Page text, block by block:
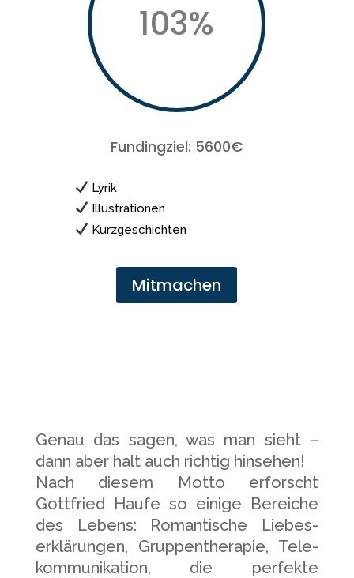
103%
Fundingziel: 5600€
Lyrik
Illustrationen
Kurzgeschichten
Mitmachen
Genau das sagen, was man sieht –
dann aber halt auch richtig hinsehen!
Nach diesem Motto erforscht
Gottfried Haufe so einige Bereiche
des Lebens: Romantische Liebes­
erklärungen, Gruppen­therapie, Tele­
kommu­nikation, die perfekte